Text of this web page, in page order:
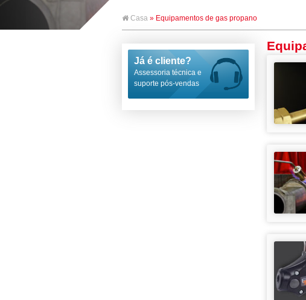
Casa » Equipamentos de gas propano
Já é cliente?
Assessoria técnica e
suporte pós-vendas